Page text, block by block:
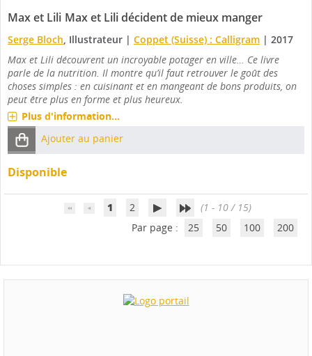
Max et Lili Max et Lili décident de mieux manger
Serge Bloch, Illustrateur | Coppet (Suisse) : Calligram | 2017
Max et Lili découvrent un incroyable potager en ville… Ce livre
parle de la nutrition. Il montre qu’il faut retrouver le goût des
choses simples : en cuisinant et en mangeant de bons produits, on
peut être plus en forme et plus heureux.
Plus d'information...
Ajouter au panier
Disponible
1 2
(1 - 10 / 15)
Par page :
25 50 100 200